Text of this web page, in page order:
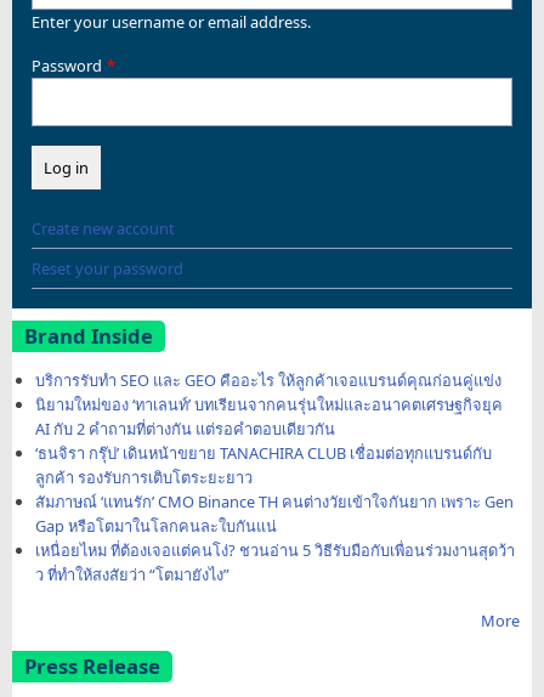
Enter your username or email address.
Password
Create new account
Reset your password
Brand Inside
บริการรับทำ SEO และ GEO คืออะไร ให้ลูกค้าเจอแบรนด์คุณก่อนคู่แข่ง
นิยามใหม่ของ ‘ทาเลนท์’ บทเรียนจากคนรุ่นใหม่และอนาคตเศรษฐกิจยุค
AI กับ 2 คำถามที่ต่างกัน แต่รอคำตอบเดียวกัน
‘ธนจิรา กรุ๊ป’ เดินหน้าขยาย TANACHIRA CLUB เชื่อมต่อทุกแบรนด์กับ
ลูกค้า รองรับการเติบโตระยะยาว
สัมภาษณ์ ‘แทนรัก’ CMO Binance TH คนต่างวัยเข้าใจกันยาก เพราะ Gen
Gap หรือโตมาในโลกคนละใบกันแน่
เหนื่อยไหม ที่ต้องเจอแต่คนโง่? ชวนอ่าน 5 วิธีรับมือกับเพื่อนร่วมงานสุดว้า
ว ที่ทำให้สงสัยว่า “โตมายังไง”
More
Press Release